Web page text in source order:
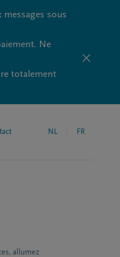
sous
Ne
totalement
NL FR
allumez